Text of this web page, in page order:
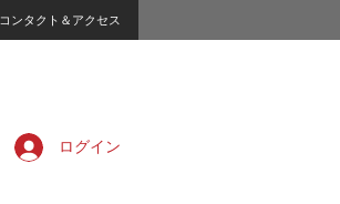
コンタクト＆アクセス
ログイン